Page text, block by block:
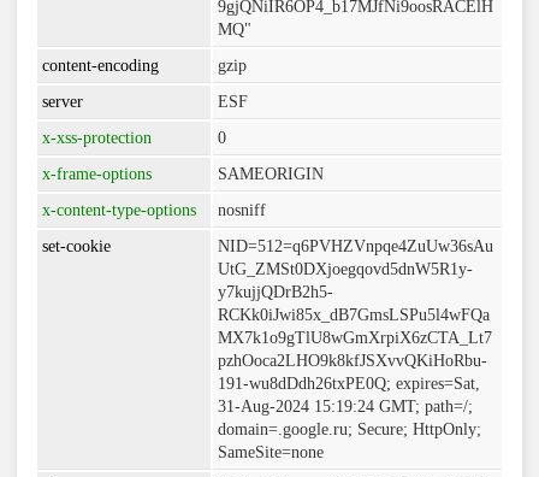
9gjQNiIR6OP4_b17MJfNi9oosRACElH
MQ"
content-encoding
gzip
server
ESF
x-xss-protection
0
x-frame-options
SAMEORIGIN
x-content-type-options
nosniff
set-cookie
NID=512=q6PVHZVnpqe4ZuUw36sAu
UtG_ZMSt0DXjoegqovd5dnW5R1y-
y7kujjQDrB2h5-
RCKk0iJwi85x_dB7GmsLSPu5l4wFQa
MX7k1o9gTlU8wGmXrpiX6zCTA_Lt7
pzhOoca2LHO9k8kfJSXvvQKiHoRbu-
191-wu8dDdh26txPE0Q; expires=Sat,
31-Aug-2024 15:19:24 GMT; path=/;
domain=.google.ru; Secure; HttpOnly;
SameSite=none